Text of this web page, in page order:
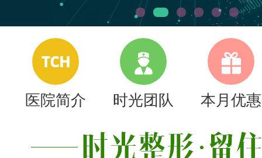
TCH
医院简介
时光团队 本月优惠